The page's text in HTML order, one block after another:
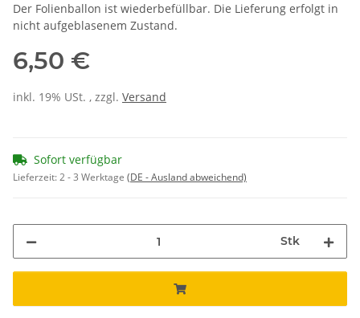
Der Folienballon ist wiederbefüllbar. Die Lieferung erfolgt in
nicht aufgeblasenem Zustand.
6,50 €
inkl. 19% USt. , zzgl. Versand
Sofort verfügbar
Lieferzeit:2 - 3 Werktage (DE - Ausland abweichend)
Stk